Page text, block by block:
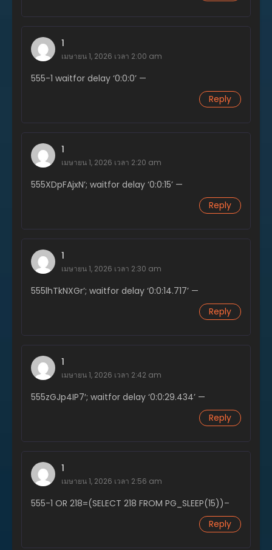
ตอนที่ 21
พฤศจิกายน 20, 2023
ตอนที่ 20
พฤศจิกายน 20, 2023
ตอนที่ 18
พฤศจิกายน 20, 2023
ตอนที่ 17
ตอนที่ 15
พฤศจิกายน 20, 2023
ตอนที่ 14
ตอนที่ 13
พฤศจิกายน 20, 2023
ตอนที่ 12
ตอนที่ 10
ตอนที่ 9
1
เมษายน 1, 2026 เวลา 2:00 am
555-1 waitfor delay ‘0:0:0’ —
Reply
1
เมษายน 1, 2026 เวลา 2:20 am
555XDpFAjxN’; waitfor delay ‘0:0:15’ —
Reply
1
เมษายน 1, 2026 เวลา 2:30 am
555lhTkNXGr’; waitfor delay ‘0:0:14.717’ —
Reply
1
เมษายน 1, 2026 เวลา 2:42 am
555zGJp4IP7′; waitfor delay ‘0:0:29.434’ —
Reply
1
เมษายน 1, 2026 เวลา 2:56 am
555-1 OR 218=(SELECT 218 FROM PG_SLEEP(15))–
Reply